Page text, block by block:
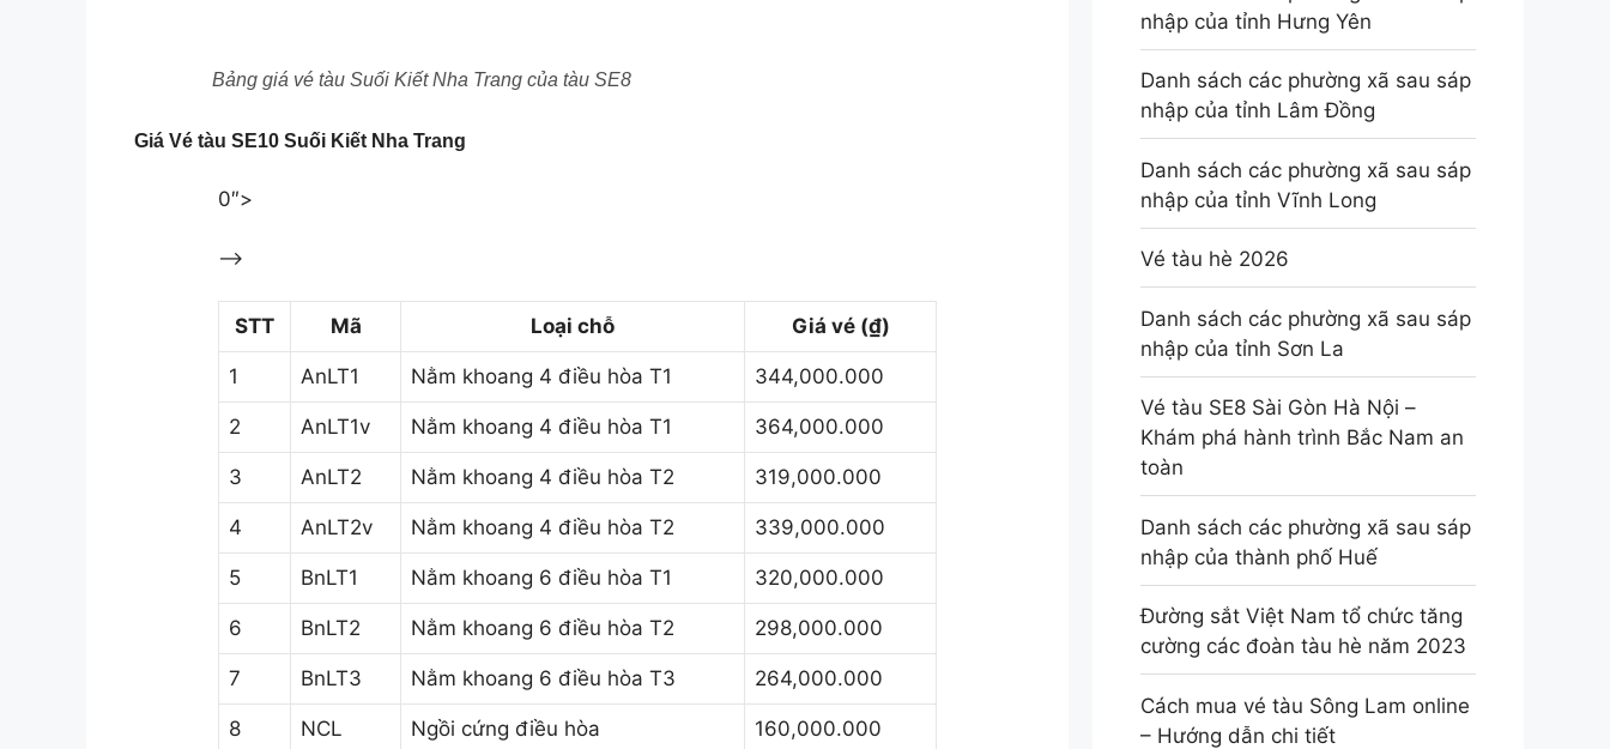
Bảng giá vé tàu Suối Kiết Nha Trang của tàu SE8
Giá Vé tàu SE10 Suối Kiết Nha Trang
0″>
–>
STT Mã Loại chỗ Giá vé (₫)
1 AnLT1 Nằm khoang 4 điều hòa T1 344,000.000
2 AnLT1v Nằm khoang 4 điều hòa T1 364,000.000
3 AnLT2 Nằm khoang 4 điều hòa T2 319,000.000
4 AnLT2v Nằm khoang 4 điều hòa T2 339,000.000
5 BnLT1 Nằm khoang 6 điều hòa T1 320,000.000
6 BnLT2 Nằm khoang 6 điều hòa T2 298,000.000
7 BnLT3 Nằm khoang 6 điều hòa T3 264,000.000
8 NCL Ngồi cứng điều hòa 160,000.000
nhập của tỉnh Hưng Yên
Danh sách các phường xã sau sáp
nhập của tỉnh Lâm Đồng
Danh sách các phường xã sau sáp
nhập của tỉnh Vĩnh Long
Vé tàu hè 2026
Danh sách các phường xã sau sáp
nhập của tỉnh Sơn La
Vé tàu SE8 Sài Gòn Hà Nội –
Khám phá hành trình Bắc Nam an
toàn
Danh sách các phường xã sau sáp
nhập của thành phố Huế
Đường sắt Việt Nam tổ chức tăng
cường các đoàn tàu hè năm 2023
Cách mua vé tàu Sông Lam online
– Hướng dẫn chi tiết